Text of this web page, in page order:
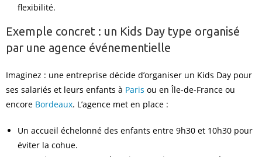
flexibilité.
Exemple concret : un Kids Day type organisé
par une agence événementielle
Imaginez : une entreprise décide d’organiser un Kids Day pour
ses salariés et leurs enfants à Paris ou en Île-de-France ou
encore Bordeaux. L’agence met en place :
Un accueil échelonné des enfants entre 9h30 et 10h30 pour
éviter la cohue.